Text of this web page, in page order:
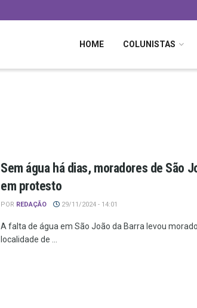
HOME COLUNISTAS
Sem água há dias, moradores de São
em protesto
POR REDAÇÃO 29/11/2024 - 14:01
A falta de água em São João da Barra levou
localidade de ...